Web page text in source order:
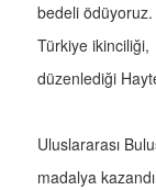
bedeli ödüyoruz.
Türkiye
düzenlediği
Uluslararası
madalya